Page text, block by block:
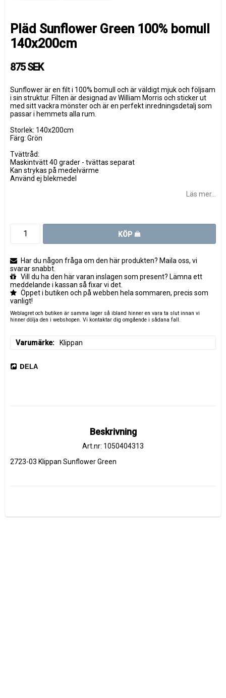
Pläd Sunflower Green 100% bomull
140x200cm
875 SEK
Sunflower är en filt i 100% bomull och är väldigt mjuk och följsam
i sin struktur. Filten är designad av William Morris och sticker ut
med sitt vackra mönster och är en perfekt inredningsdetalj som
passar i hemmets alla rum.
Storlek: 140x200cm
Färg: Grön
Tvättråd:
Maskintvätt 40 grader - tvättas separat
Kan strykas på medelvärme
Använd ej blekmedel
Läs mer...
KÖP
Har du någon fråga om den här produkten? Maila oss, vi
svarar snabbt.
Vill du ha den här varan inslagen som present? Lämna ett
meddelande i kassan så fixar vi det.
Öppet i butiken och på webben hela sommaren, precis som
vanligt!
Weblagret och butiken är samma lager så ibland hinner en vara ta slut innan vi
hinner dölja den i webshopen. Vi kontaktar dig omgående i sådana fall.
Varumärke Klippan
DELA
Beskrivning
Art.nr: 1050404313
2723-03 Klippan Sunflower Green